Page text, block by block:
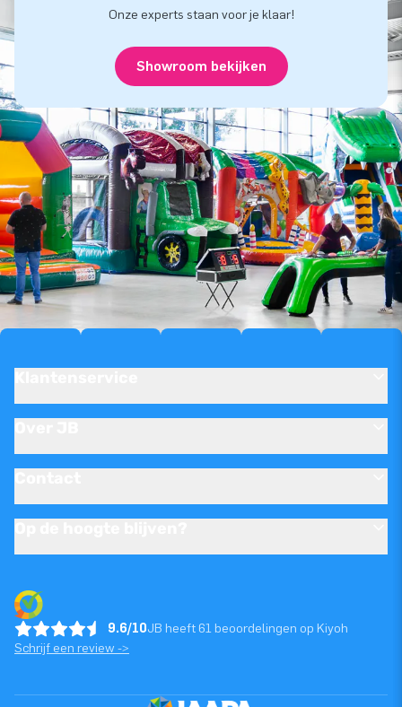
Onze experts staan voor je klaar!
Showroom bekijken
9.6/10JB heeft 61 beoordelingen op Kiyoh
Schrijf een review ->